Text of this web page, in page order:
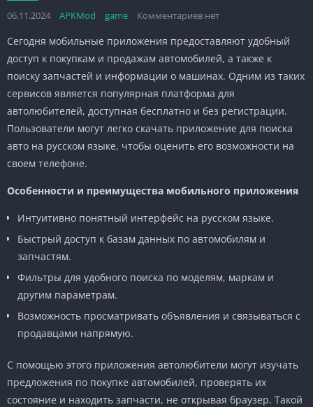
06.11.2024 APKMod game Комментариев нет
Сегодня мобильные приложения предоставляют удобный
доступ к покупкам и продажам автомобилей, а также к
поиску запчастей и информации о машинах. Одним из таких
сервисов является популярная платформа для
автолюбителей, доступная бесплатно и без регистрации.
Пользователи могут легко скачать приложение для поиска
авто на русском языке, чтобы оценить его возможности на
своем телефоне.
Особенности и преимущества мобильного приложения
Интуитивно понятный интерфейс на русском языке.
Быстрый доступ к базам данных по автомобилям и
запчастям.
Фильтры для удобного поиска по моделям, маркам и
другим параметрам.
Возможность просматривать объявления и связываться с
продавцами напрямую.
С помощью этого приложения автолюбители могут изучать
предложения по покупке автомобилей, проверять их
состояние и находить запчасти, не открывая браузер. Такой